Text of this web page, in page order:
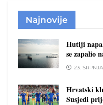
Najnovije
Hutiji
se zapalio
23.
Hrvatski
Susjedi